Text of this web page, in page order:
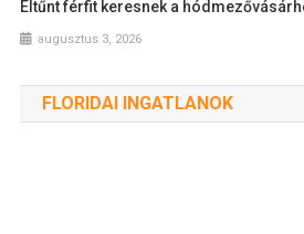
Eltűnt férfit keresnek a
augusztus 3, 2026
FLORIDAI INGATLANOK